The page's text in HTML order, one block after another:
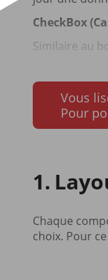
CheckBox
Similaire au
Vous
Pour
Chaque
choix. Pour